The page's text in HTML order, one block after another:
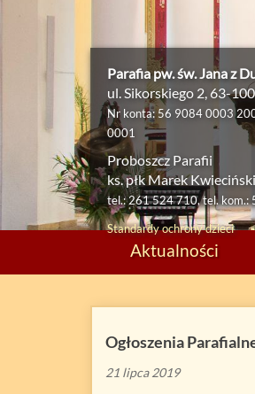
Parafia pw. św. Jana z
ul. Sikorskiego 2, 63-
Nr konta: 56 9084 0003
0001
Proboszcz Parafii
ks. płk Marek Kwieciński
tel.: 261 524 710, tel. kom.:
Standardy ochrony dzieci
Aktualności
Ogłoszenia
21 lipca 2019